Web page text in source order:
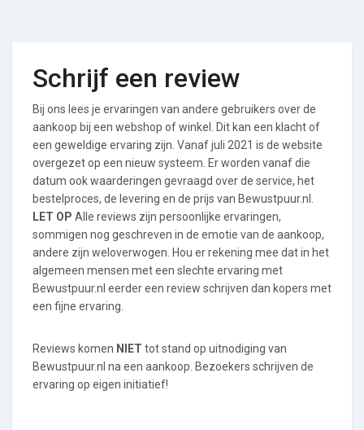
Schrijf een review
Bij ons lees je ervaringen van andere gebruikers over de
aankoop bij een webshop of winkel. Dit kan een klacht of
een geweldige ervaring zijn. Vanaf juli 2021 is de website
overgezet op een nieuw systeem. Er worden vanaf die
datum ook waarderingen gevraagd over de service, het
bestelproces, de levering en de prijs van Bewustpuur.nl.
LET OP Alle reviews zijn persoonlijke ervaringen,
sommigen nog geschreven in de emotie van de aankoop,
andere zijn weloverwogen. Hou er rekening mee dat in het
algemeen mensen met een slechte ervaring met
Bewustpuur.nl eerder een review schrijven dan kopers met
een fijne ervaring.
Reviews komen NIET tot stand op uitnodiging van
Bewustpuur.nl na een aankoop. Bezoekers schrijven de
ervaring op eigen initiatief!